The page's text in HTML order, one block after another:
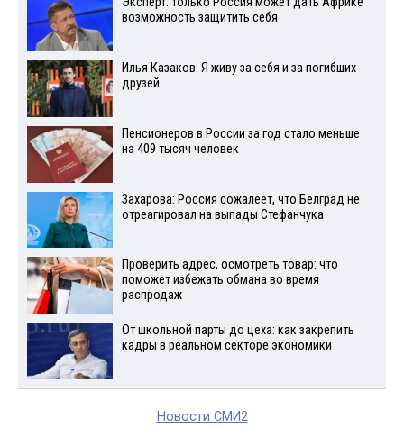
возможность защитить себя
Илья Казаков: Я живу за себя и за погибших
друзей
Пенсионеров в России за год стало меньше
на 409 тысяч человек
Захарова: Россия сожалеет, что Белград не
отреагировал на выпады Стефанчука
Проверить адрес, осмотреть товар: что
поможет избежать обмана во время
распродаж
От школьной парты до цеха: как закрепить
кадры в реальном секторе экономики
Новости СМИ2